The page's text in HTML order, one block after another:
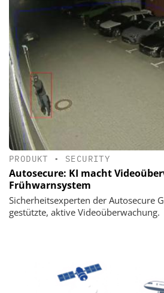
PRODUKT • SECURITY
Autosecure: KI macht
Frühwarnsystem
Sicherheitsexperten der Autosecure
gestützte, aktive Videoüberwachung.